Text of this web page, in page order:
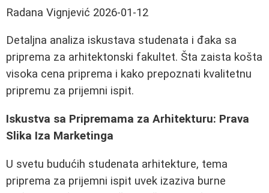
Radana Vignjević 2026-01-12
Detaljna analiza iskustava studenata i đaka sa
priprema za arhitektonski fakultet. Šta zaista košta
visoka cena priprema i kako prepoznati kvalitetnu
pripremu za prijemni ispit.
Iskustva sa Pripremama za Arhitekturu: Prava
Slika Iza Marketinga
U svetu budućih studenata arhitekture, tema
priprema za prijemni ispit uvek izaziva burne